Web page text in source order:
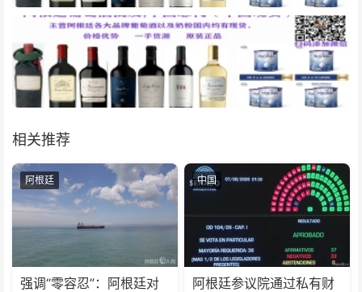
相关推荐
阿根廷
强调“零容忍”：阿根廷对
中国
阿根廷参议院通过私有财